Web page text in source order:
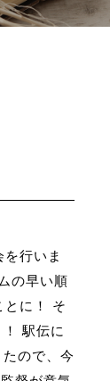
行いま
の早い順
とに！ そ
駅伝に
ので、今